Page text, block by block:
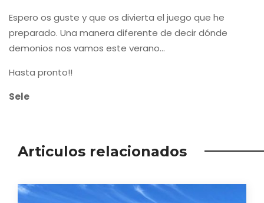
Espero os guste y que os divierta el juego que he
preparado. Una manera diferente de decir dónde
demonios nos vamos este verano…
Hasta pronto!!
Sele
Articulos relacionados